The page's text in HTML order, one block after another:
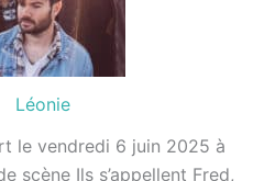
Léonie
le vendredi 6 juin 2025 à
scène Ils s’appellent Fred,